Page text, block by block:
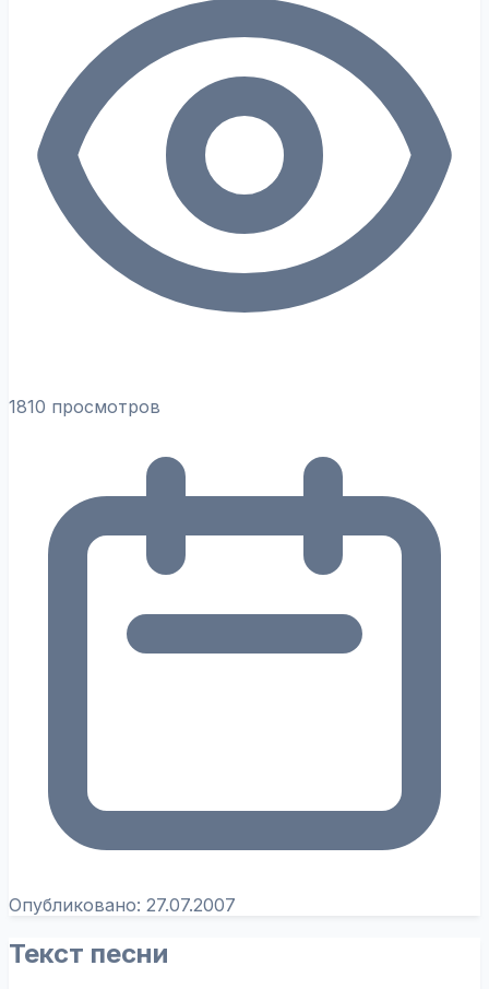
1810 просмотров
Опубликовано: 27.07.2007
Текст песни